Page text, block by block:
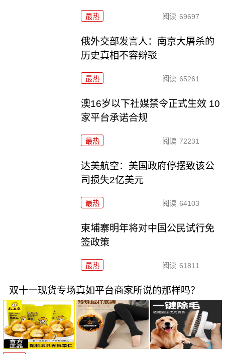
最热 阅读 69697
俄外交部发言人：南京大屠杀的
历史真相不容辩驳
最热 阅读 65261
澳16岁以下社媒禁令正式生效 10
家平台承诺合规
最热 阅读 72231
达美航空：美国政府停摆致该公
司损失2亿美元
最热 阅读 64103
柬埔寨明年将对中国公民试行免
签政策
最热 阅读 61811
双十一现货专场真如平台商家所说的那样吗？